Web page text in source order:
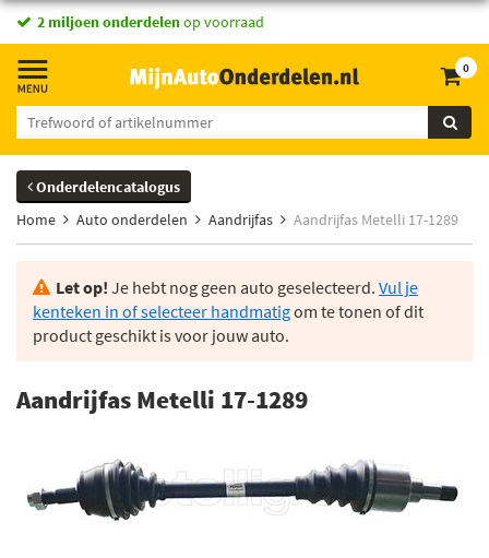
2 miljoen onderdelenop voorraad
0
Onderdelencatalogus
Home
Auto onderdelen Aandrijfas Aandrijfas Metelli 17-1289
Let op! Je hebt nog geen auto geselecteerd. Vul je
kenteken in of selecteer handmatigom te tonen of dit
product geschikt is voor jouw auto.
Aandrijfas Metelli 17-1289